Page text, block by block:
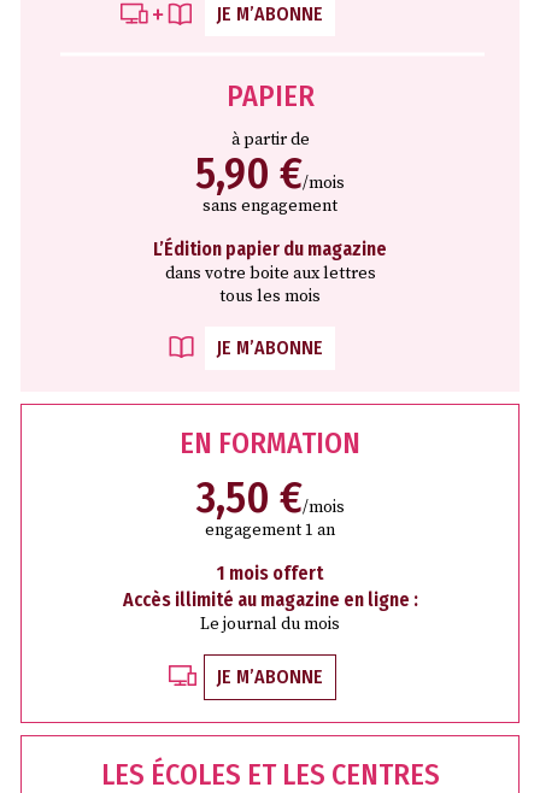
JE M’ABONNE
PAPIER
à partir de
5,90 €/mois
sans engagement
L’Édition papier du magazine
dans votre boite aux lettres
tous les mois
JE M’ABONNE
EN FORMATION
3,50 €/mois
engagement 1 an
1 mois offert
Accès illimité au magazine en ligne :
Le journal du mois
JE M’ABONNE
LES ÉCOLES ET LES CENTRES